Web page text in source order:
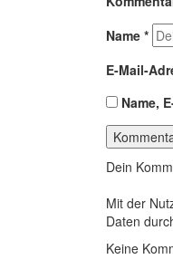
Name *
E-Mail-
Name,
Dein
Mit der
Daten
Keine